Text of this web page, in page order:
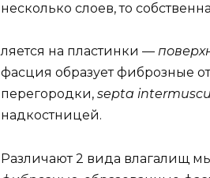
несколько слоев, то
ляется на пластинки —
фасция образует фиброзные
перегородки, septa
надкостницей.
Различают 2 вида влагалищ